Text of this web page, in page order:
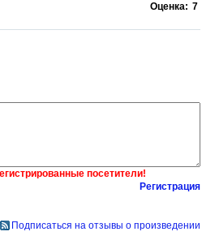
Оценка: 7
посетители!
Регистрация
Подписаться на отзывы о произведении